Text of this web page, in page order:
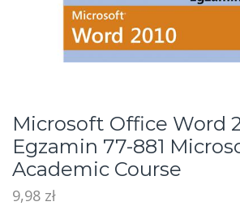
Microsoft Office Word
Egzamin 77-881
Academic Course
9,98 zł